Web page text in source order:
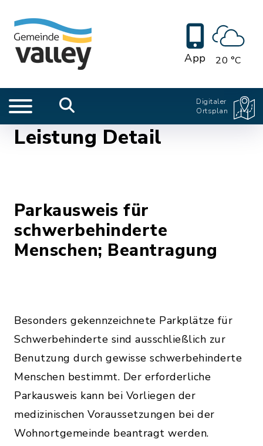
App 20 °C
Digitaler
Ortsplan
Leistung Detail
Parkausweis für
schwerbehinderte
Menschen; Beantragung
Besonders gekennzeichnete Parkplätze für
Schwerbehinderte sind ausschließlich zur
Benutzung durch gewisse schwerbehinderte
Menschen bestimmt. Der erforderliche
Parkausweis kann bei Vorliegen der
medizinischen Voraussetzungen bei der
Wohnortgemeinde beantragt werden.